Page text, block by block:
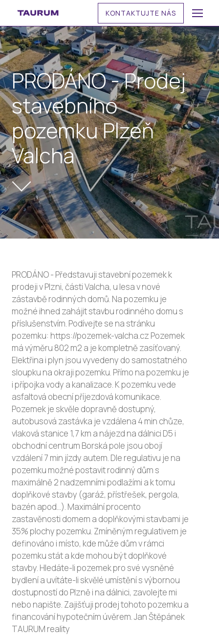
MENU
KONTAKTUJTE NÁS
PRODÁNO - Prodej
stavebního
pozemku Plzeň
Valcha
PRODÁNO - Představuji stavební pozemek k
prodeji v Plzni, části Valcha, u lesa v nové
zástavbě rodinných domů. Na pozemku je
možné ihned zahájit stavbu rodinného domu s
příslušenstvím. Podívejte se na stránku
pozemku: https://pozemek-valcha.cz Pozemek
má výměru 802 m2 a je kompletně zasíťovaný.
Elektřina i plyn jsou vyvedeny do samostatného
sloupku na okraji pozemku. Přímo na pozemku je
i přípojka vody a kanalizace. K pozemku vede
asfaltová obecní příjezdová komunikace.
Pozemek je skvěle dopravně dostupný,
autobusová zastávka je vzdálena 4 min chůze,
vlaková stanice 1,7 km a nájezd na dálnici D5 i
obchodní centrum Borská pole jsou obojí
vzdálení 7 min jízdy autem. Dle regulativu je na
pozemku možné postavit rodinný dům s
maximálně 2 nadzemními podlažími a k tomu
doplňkové stavby (garáž, přístřešek, pergola,
bazén apod...). Maximální procento
zastavěnosti domem a doplňkovými stavbami je
35% plochy pozemku. Zmíněným regulativem je
definováno i místo, kde může dům v rámci
pozemku stát a kde mohou být doplňkové
stavby. Hledáte-li pozemek pro své vysněné
bydlení a uvítáte-li skvělé umístění s výbornou
dostupností do Plzně i na dálnici, zavolejte mi
nebo napište. Zajišťuji prodej tohoto pozemku a
financování hypotečním úvěrem. Jan Štěpánek
TAURUM reality